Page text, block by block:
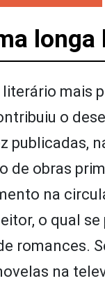
mais
o
publicadas,
de obras
na
o qual
romances.
na